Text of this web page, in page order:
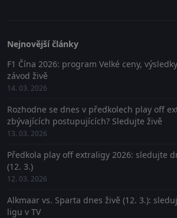
Nejnovější články
F1 Čína 2026: program Velké ceny,
závod živě
14. 03. 2026
Rozhodne se dnes v předkolech play off
zbývajících postupujících? Sledujte živě
13. 03. 2026
Předkola play off extraligy 2026: sledujte
(12. 3.)
12. 03. 2026
Alkmaar vs. Sparta dnes živě (12. 3.):
ligu v TV